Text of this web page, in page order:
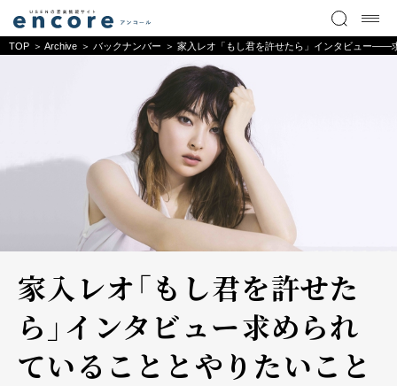
TOP Archive バックナンバー 家入レオ「もし君を許せたら」インタビュー――
家入レオ「もし君を許せた
ら」インタビュー――求められ
ていることとやりたいこと